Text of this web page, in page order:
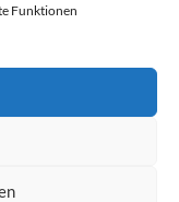
Funktionen